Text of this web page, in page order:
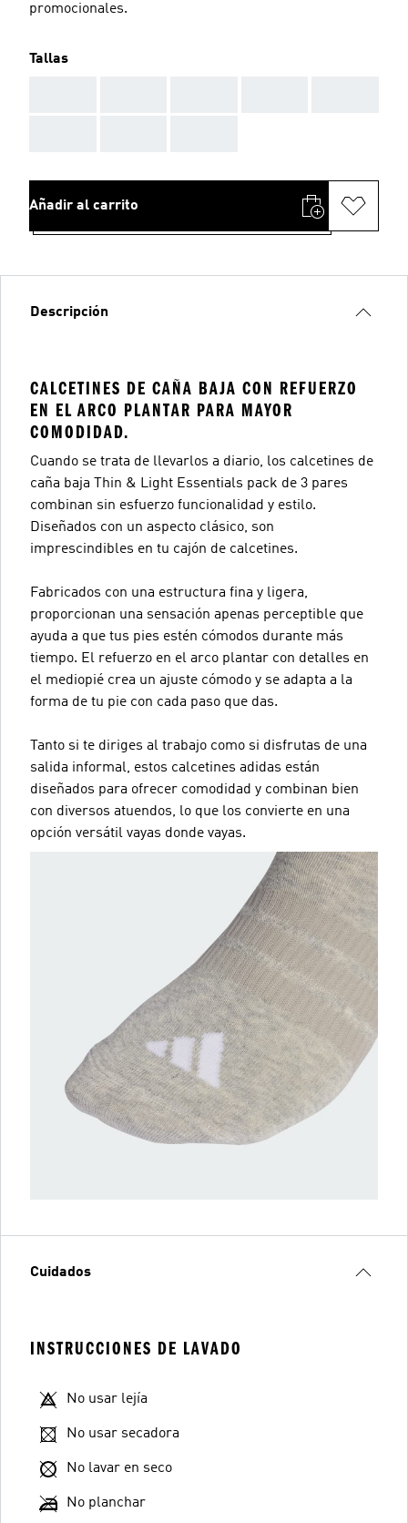
promocionales.
Tallas
Añadir al carrito
Descripción
CALCETINES DE CAÑA BAJA CON REFUERZO
EN EL ARCO PLANTAR PARA MAYOR
COMODIDAD.
Cuando se trata de llevarlos a diario, los calcetines de
caña baja Thin & Light Essentials pack de 3 pares
combinan sin esfuerzo funcionalidad y estilo.
Diseñados con un aspecto clásico, son
imprescindibles en tu cajón de calcetines.
Fabricados con una estructura fina y ligera,
proporcionan una sensación apenas perceptible que
ayuda a que tus pies estén cómodos durante más
tiempo. El refuerzo en el arco plantar con detalles en
el mediopié crea un ajuste cómodo y se adapta a la
forma de tu pie con cada paso que das.
Tanto si te diriges al trabajo como si disfrutas de una
salida informal, estos calcetines adidas están
diseñados para ofrecer comodidad y combinan bien
con diversos atuendos, lo que los convierte en una
opción versátil vayas donde vayas.
Cuidados
INSTRUCCIONES DE LAVADO
No usar lejía
No usar secadora
No lavar en seco
No planchar